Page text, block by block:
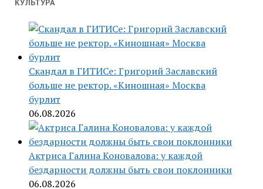
КУЛЬТУРА
Скандал в ГИТИСе: Григорий Заславский
больше не ректор. «Киношная» Москва
бурлит
06.08.2026
Актриса Галина Коновалова: у каждой
бездарности должны быть свои поклонники
06.08.2026